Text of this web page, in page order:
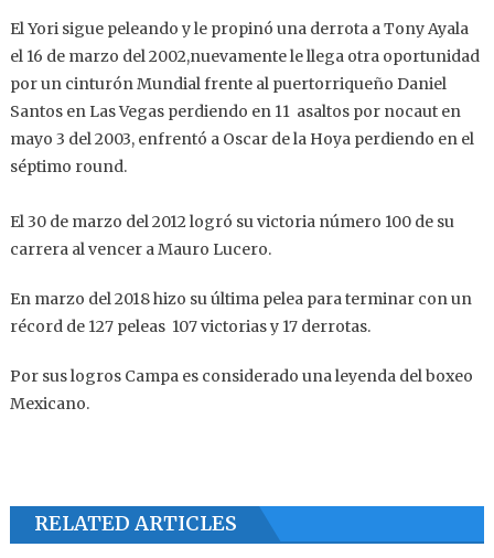
El Yori sigue peleando y le propinó una derrota a Tony Ayala
el 16 de marzo del 2002,nuevamente le llega otra oportunidad
por un cinturón Mundial frente al puertorriqueño Daniel
Santos en Las Vegas perdiendo en 11 asaltos por nocaut en
mayo 3 del 2003, enfrentó a Oscar de la Hoya perdiendo en el
séptimo round.
El 30 de marzo del 2012 logró su victoria número 100 de su
carrera al vencer a Mauro Lucero.
En marzo del 2018 hizo su última pelea para terminar con un
récord de 127 peleas 107 victorias y 17 derrotas.
Por sus logros Campa es considerado una leyenda del boxeo
Mexicano.
RELATED ARTICLES